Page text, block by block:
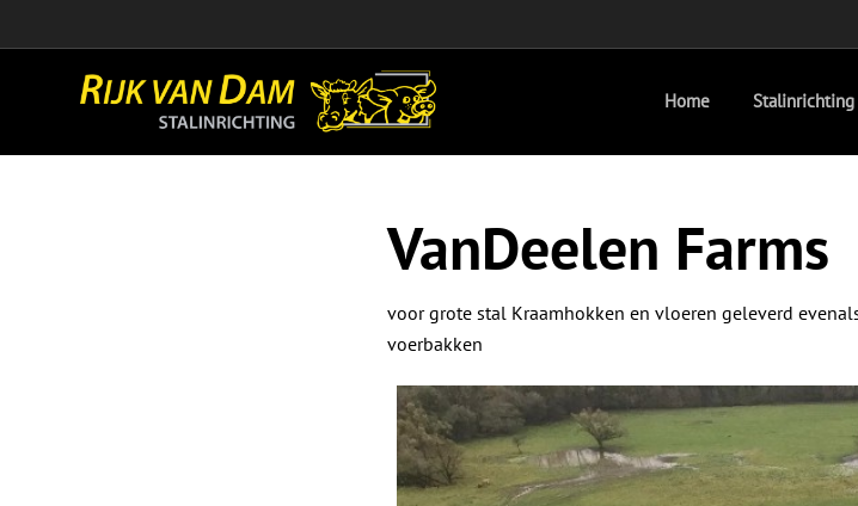
Home Stalinrichting
VanDeelen Farms
voor grote stal Kraamhokken en vloeren geleverd
voerbakken